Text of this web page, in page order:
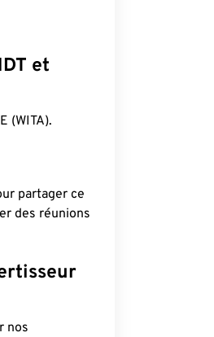
et
(WITA).
partager ce
des réunions
nos